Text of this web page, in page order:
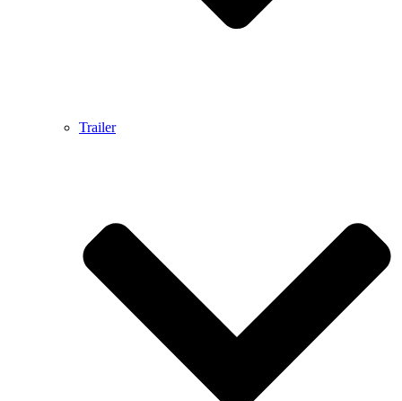
Trailer